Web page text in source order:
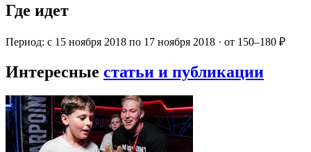
Где идет
Период: с 15 ноября 2018 по 17 ноября 2018 · от 150–180 ₽
Интересные статьи и публикации